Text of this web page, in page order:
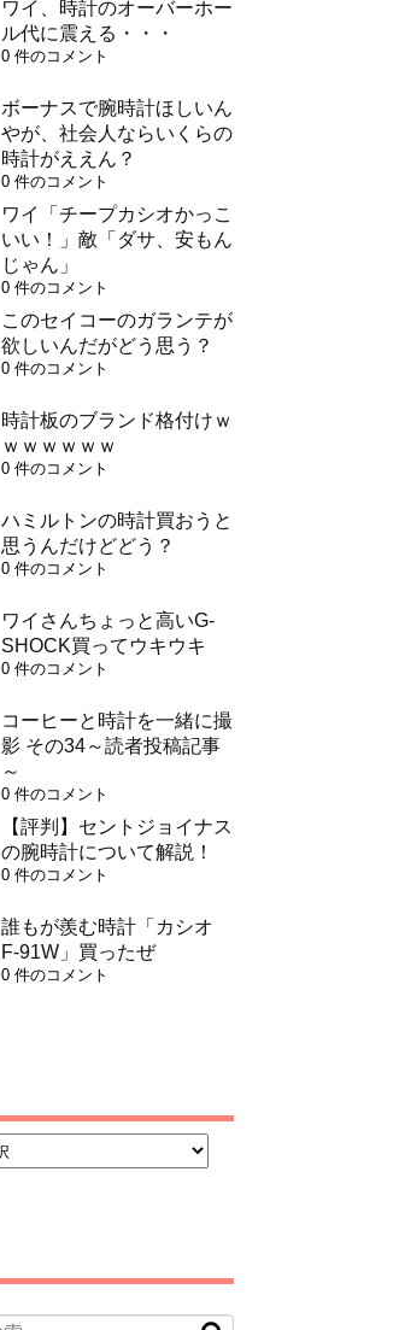
ワイ、時計のオーバーホー
ル代に震える・・・
0 件のコメント
ボーナスで腕時計ほしいん
やが、社会人ならいくらの
時計がええん？
0 件のコメント
ワイ「チープカシオかっこ
いい！」敵「ダサ、安もん
じゃん」
0 件のコメント
このセイコーのガランテが
欲しいんだがどう思う？
0 件のコメント
時計板のブランド格付けｗ
ｗｗｗｗｗｗ
0 件のコメント
ハミルトンの時計買おうと
思うんだけどどう？
0 件のコメント
ワイさんちょっと高いG-
SHOCK買ってウキウキ
0 件のコメント
コーヒーと時計を一緒に撮
影 その34～読者投稿記事
～
0 件のコメント
【評判】セントジョイナス
の腕時計について解説！
0 件のコメント
誰もが羨む時計「カシオ
F-91W」買ったぜ
0 件のコメント